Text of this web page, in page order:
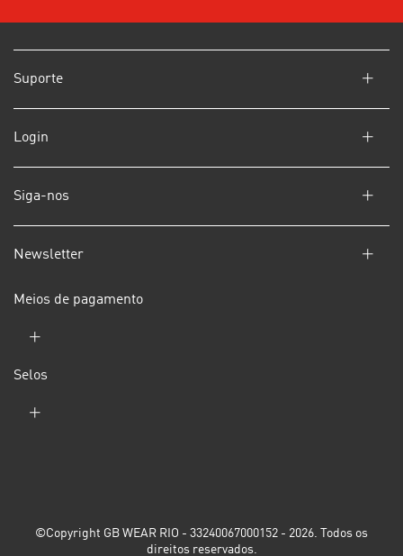
Suporte
Login
Siga-nos
Newsletter
Meios de pagamento
Selos
©Copyright GB WEAR RIO - 33240067000152 - 2026. Todos os
direitos reservados.